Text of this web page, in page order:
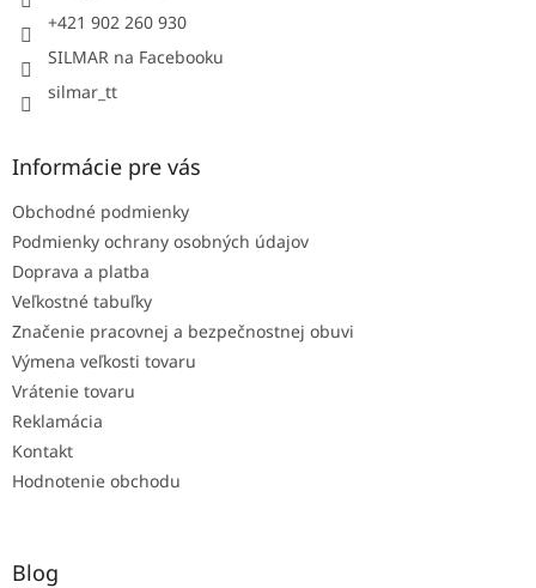
+421 902 260 930
SILMAR na Facebooku
silmar_tt
Informácie pre vás
Obchodné podmienky
Podmienky ochrany osobných údajov
Doprava a platba
Veľkostné tabuľky
Značenie pracovnej a bezpečnostnej obuvi
Výmena veľkosti tovaru
Vrátenie tovaru
Reklamácia
Kontakt
Hodnotenie obchodu
Blog